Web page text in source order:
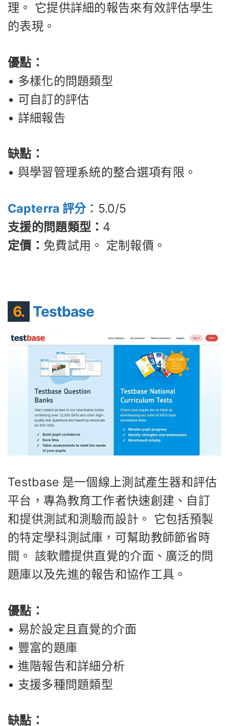
理。 它提供詳細的報告來有效評估學生
的表現。
優點：
• 多樣化的問題類型
• 可自訂的評估
• 詳細報告
缺點：
• 與學習管理系統的整合選項有限。
Capterra 評分：5.0/5
支援的問題類型： 4
定價： 免費試用。 定制報價。
6. Testbase
Testbase 是一個線上測試產生器和評估
平台，專為教育工作者快速創建、自訂
和提供測試和測驗而設計。 它包括預製
的特定學科測試庫，可幫助教師節省時
間。 該軟體提供直覺的介面、廣泛的問
題庫以及先進的報告和協作工具。
優點：
• 易於設定且直覺的介面
• 豐富的題庫
• 進階報告和詳細分析
• 支援多種問題類型
缺點：